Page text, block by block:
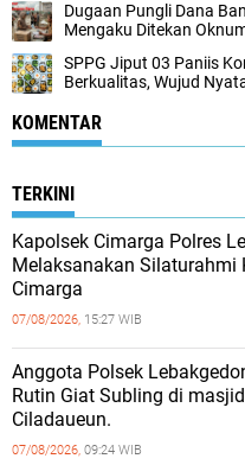
‎Dugaan Pungli Dana
Mengaku Ditekan
SPPG Jiput 03 Paniis
Berkualitas, Wujud
KOMENTAR
TERKINI
Kapolsek Cimarga Polres
Melaksanakan Silaturahmi
Cimarga
07/08/2026, 15:27 WIB
Anggota Polsek
Rutin Giat Subling di
Ciladaueun.
07/08/2026, 09:24 WIB